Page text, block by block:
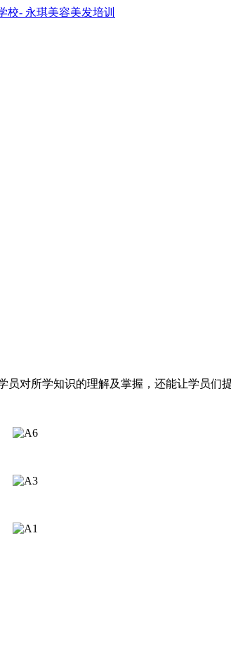
对所学知识的理解及掌握，还能让学员们